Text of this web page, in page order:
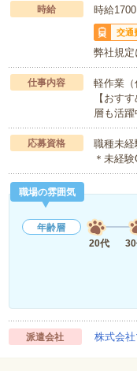
時給 時給
交通
弊社規定
仕事内容
軽作業（
【おす
層も活
応募資格
職種未
＊未経験
職場の雰囲気
年齢層
20代
派遣会社 株式会